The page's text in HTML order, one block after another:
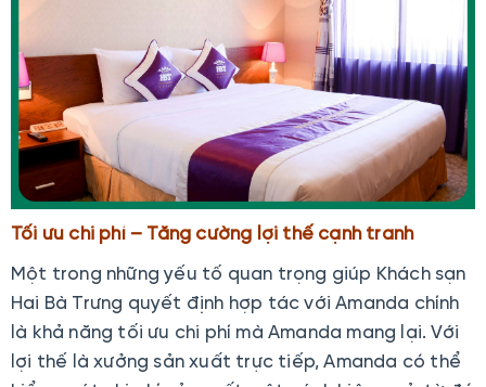
Tối ưu chi phí – Tăng cường lợi thế cạnh tranh
Một trong những yếu tố quan trọng giúp Khách sạn
Hai Bà Trưng quyết định hợp tác với Amanda chính
là khả năng tối ưu chi phí mà Amanda mang lại. Với
lợi thế là xưởng sản xuất trực tiếp, Amanda có thể